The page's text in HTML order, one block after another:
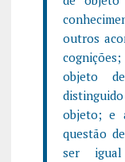
outros
objeto
objeto; e
questão
ser